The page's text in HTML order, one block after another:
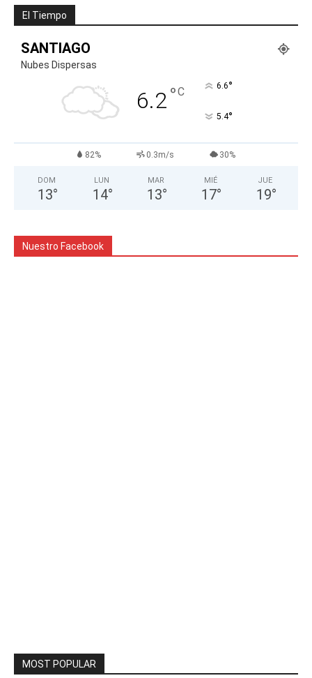
El Tiempo
SANTIAGO
Nubes Dispersas
6.2°C 6.6°
5.4°
82% 0.3m/s 30%
DOM
13°
LUN
14°
MAR
13°
MIÉ
17°
JUE
19°
Nuestro Facebook
MOST POPULAR